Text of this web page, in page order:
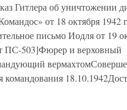
Гитлера об уничтожении
от 18 октября 1942
письмо Иодля от 19
ПС-503]Фюрер и верховный
командования